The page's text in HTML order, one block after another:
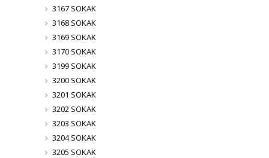
3167 SOKAK
3168 SOKAK
3169 SOKAK
3170 SOKAK
3199 SOKAK
3200 SOKAK
3201 SOKAK
3202 SOKAK
3203 SOKAK
3204 SOKAK
3205 SOKAK